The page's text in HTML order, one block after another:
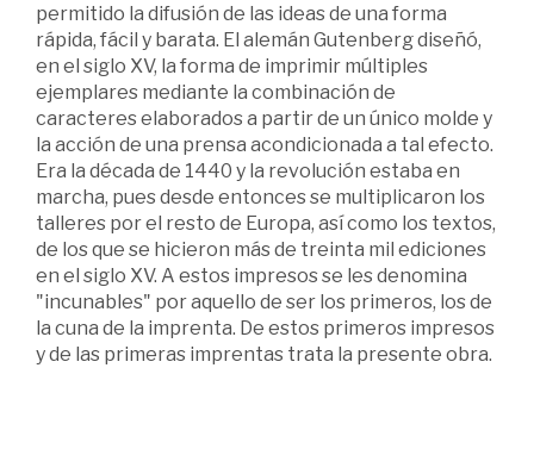
permitido la difusión de las ideas de una forma
rápida, fácil y barata. El alemán Gutenberg diseñó,
en el siglo XV, la forma de imprimir múltiples
ejemplares mediante la combinación de
caracteres elaborados a partir de un único molde y
la acción de una prensa acondicionada a tal efecto.
Era la década de 1440 y la revolución estaba en
marcha, pues desde entonces se multiplicaron los
talleres por el resto de Europa, así como los textos,
de los que se hicieron más de treinta mil ediciones
en el siglo XV. A estos impresos se les denomina
"incunables" por aquello de ser los primeros, los de
la cuna de la imprenta. De estos primeros impresos
y de las primeras imprentas trata la presente obra.